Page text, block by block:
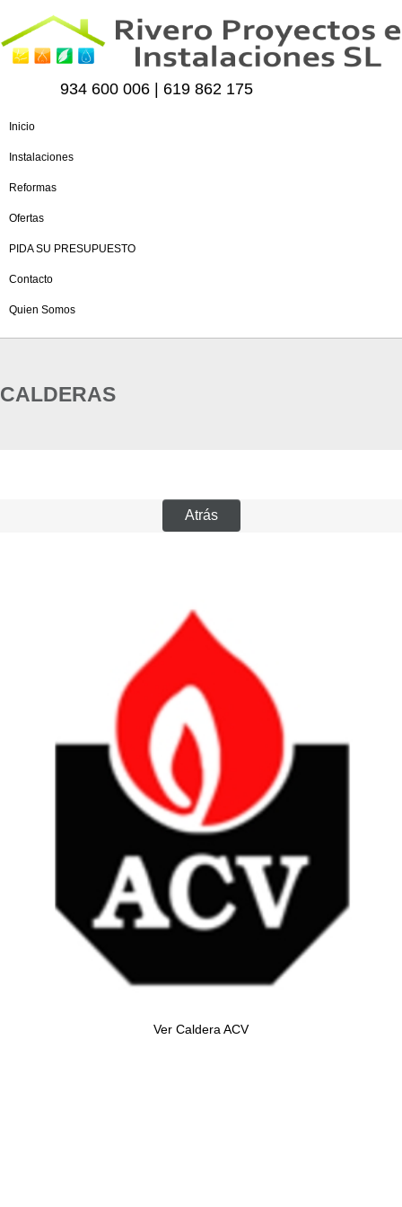
934 600 006 | 619 862 175
Inicio
Instalaciones
Reformas
Ofertas
PIDA SU PRESUPUESTO
Contacto
Quien Somos
CALDERAS
Ver Caldera ACV